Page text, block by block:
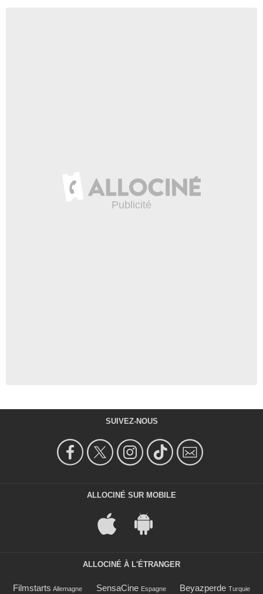
SUIVEZ-NOUS
ALLOCINÉ SUR MOBILE
ALLOCINÉ À L'ÉTRANGER
Filmstarts Allemagne SensaCine Espagne Beyazperde Turquie